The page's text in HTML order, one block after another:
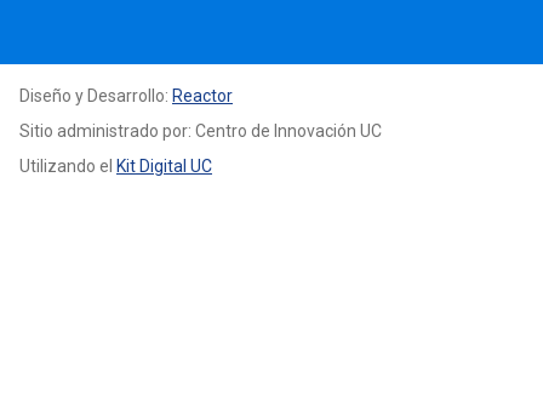
Diseño y Desarrollo: Reactor
Sitio administrado por: Centro de Innovación UC
Utilizando el Kit Digital UC